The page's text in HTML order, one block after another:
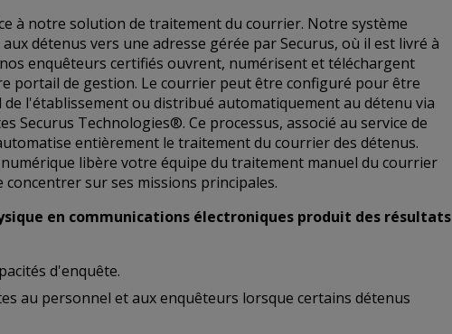
à notre solution de traitement du courrier. Notre système
détenus vers une adresse gérée par Securus, où il est livré à
enquêteurs certifiés ouvrent, numérisent et téléchargent
portail de gestion. Le courrier peut être configuré pour être
l'établissement ou distribué automatiquement au détenu via
Securus Technologies®. Ce processus, associé au service de
entièrement le traitement du courrier des détenus.
libère votre équipe du traitement manuel du courrier
sur ses missions principales.
en communications électroniques produit des résultats
d'enquête.
au personnel et aux enquêteurs lorsque certains détenus